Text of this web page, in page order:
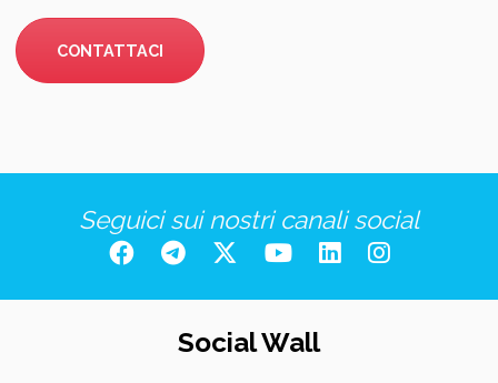
CONTATTACI
Seguici sui nostri canali social
Social Wall